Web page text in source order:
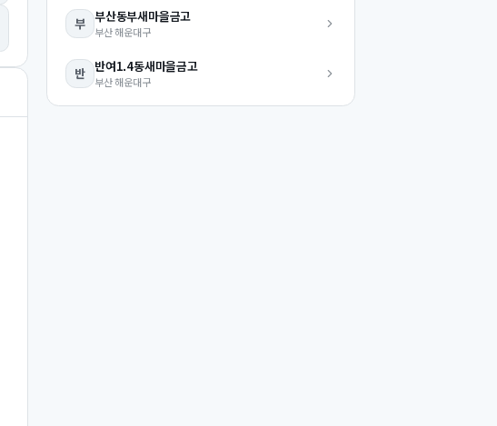
부 부산동부새마을금고
부산해운대구
반 반여1.4동새마을금고
부산해운대구